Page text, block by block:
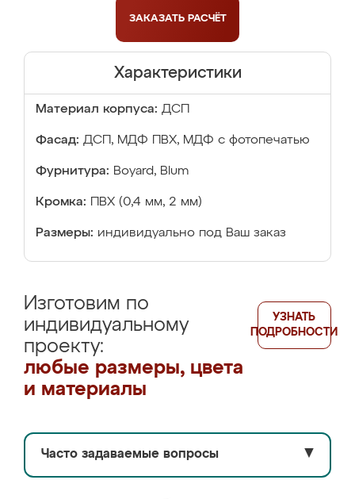
ЗАКАЗАТЬ РАСЧЁТ
Характеристики
Материал корпуса: ДСП
Фасад: ДСП, МДФ ПВХ, МДФ с фотопечатью
Фурнитура: Boyard, Blum
Кромка: ПВХ (0,4 мм, 2 мм)
Размеры: индивидуально под Ваш заказ
Изготовим по
индивидуальному
проекту:
любые размеры, цвета
и материалы
УЗНАТЬ
ПОДРОБНОСТИ
Часто задаваемые вопросы ▼